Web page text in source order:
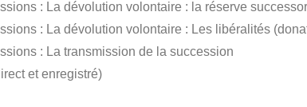
: La dévolution volontaire : la réserve
: La dévolution volontaire : Les libéralités
: La transmission de la succession
et enregistré)